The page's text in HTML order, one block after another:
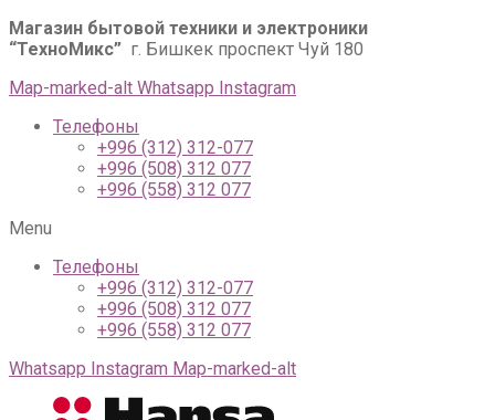
Магазин бытовой техники и электроники
“ТехноМикс” г. Бишкек проспект Чуй 180
Map-marked-alt Whatsapp Instagram
Телефоны
+996 (312) 312-077
+996 (508) 312 077
+996 (558) 312 077
Menu
Телефоны
+996 (312) 312-077
+996 (508) 312 077
+996 (558) 312 077
Whatsapp Instagram Map-marked-alt